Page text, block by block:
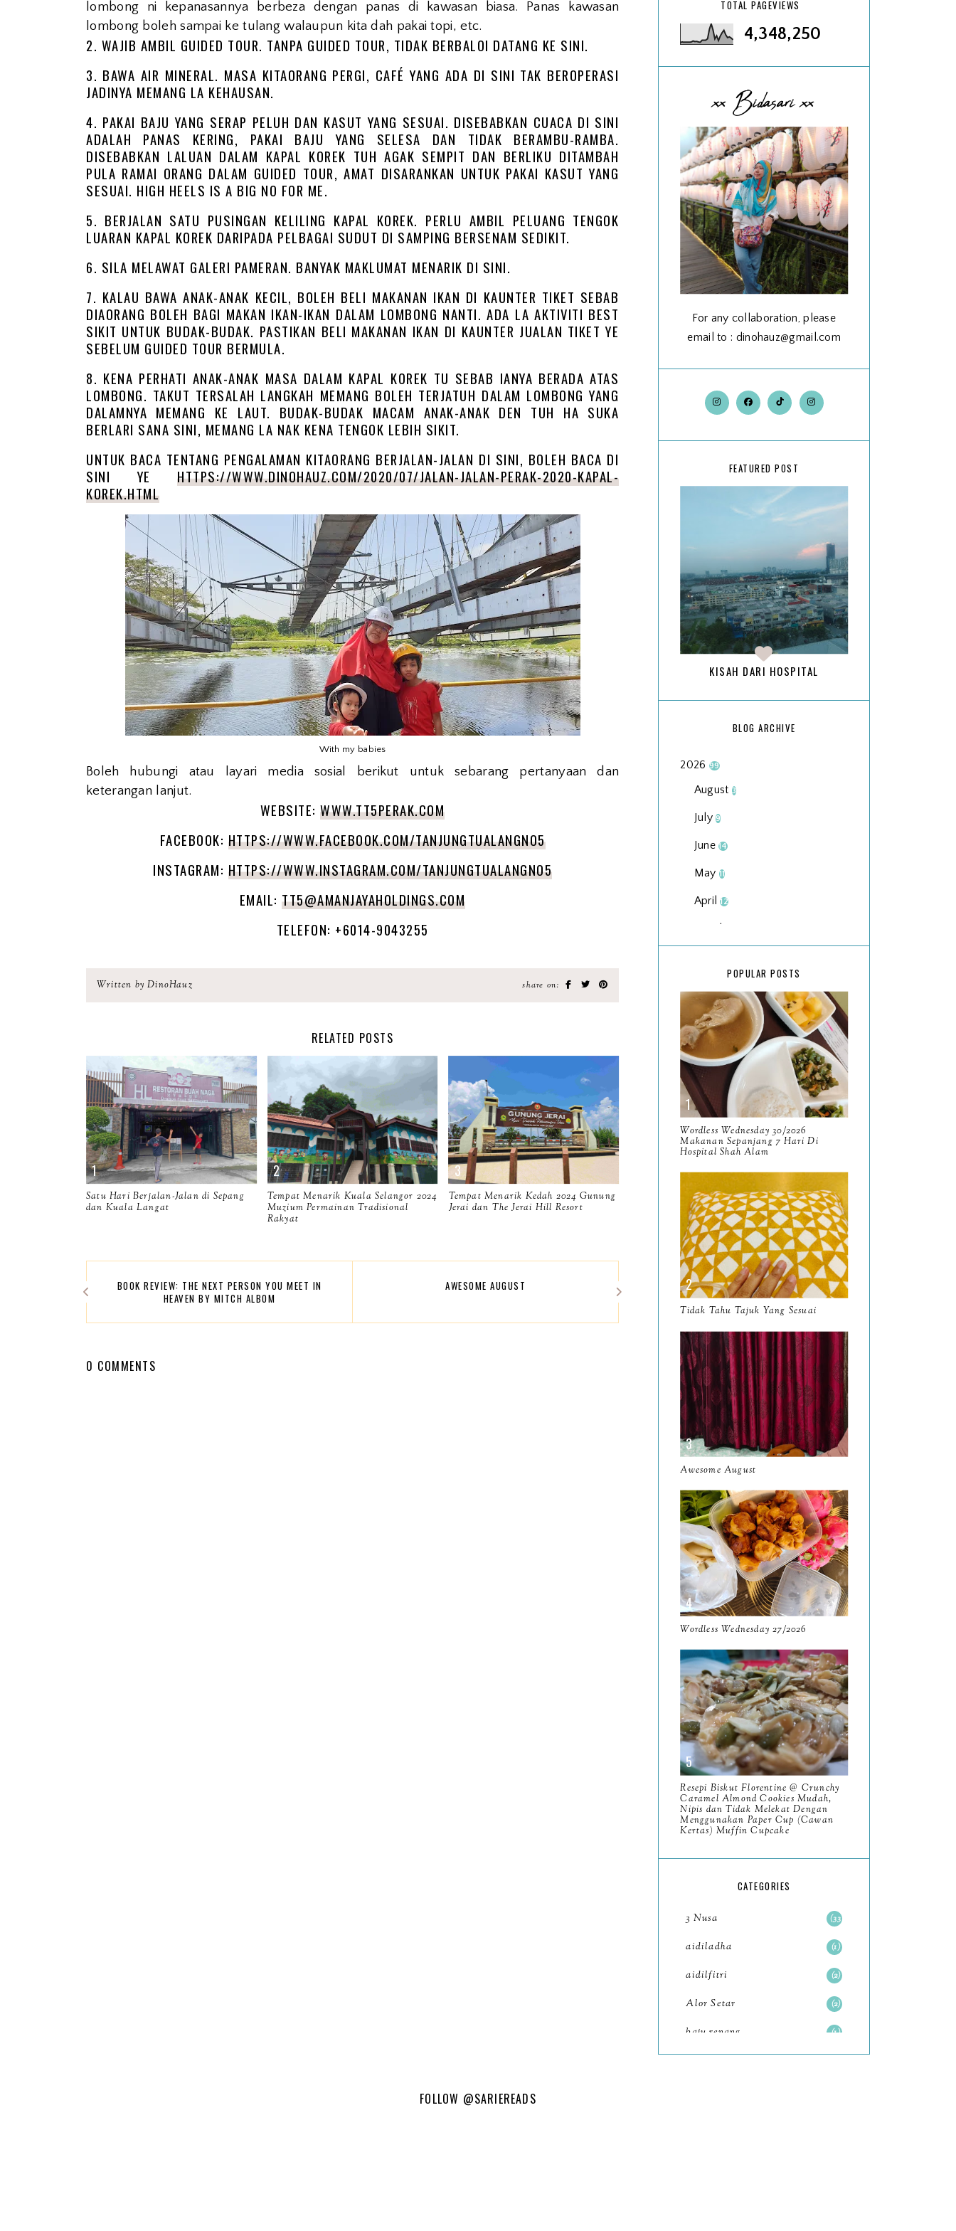
lombong ni kepanasannya berbeza dengan panas di kawasan biasa. Panas kawasan
lombong boleh sampai ke tulang walaupun kita dah pakai topi, etc.
2. WAJIB AMBIL GUIDED TOUR. TANPA GUIDED TOUR, TIDAK BERBALOI DATANG KE SINI.
3. BAWA AIR MINERAL. MASA KITAORANG PERGI, CAFÉ YANG ADA DI SINI TAK BEROPERASI
JADINYA MEMANG LA KEHAUSAN.
4. PAKAI BAJU YANG SERAP PELUH DAN KASUT YANG SESUAI. DISEBABKAN CUACA DI SINI
ADALAH PANAS KERING, PAKAI BAJU YANG SELESA DAN TIDAK BERAMBU-RAMBA.
DISEBABKAN LALUAN DALAM KAPAL KOREK TUH AGAK SEMPIT DAN BERLIKU DITAMBAH
PULA RAMAI ORANG DALAM GUIDED TOUR, AMAT DISARANKAN UNTUK PAKAI KASUT YANG
SESUAI. HIGH HEELS IS A BIG NO FOR ME.
5. BERJALAN SATU PUSINGAN KELILING KAPAL KOREK. PERLU AMBIL PELUANG TENGOK
LUARAN KAPAL KOREK DARIPADA PELBAGAI SUDUT DI SAMPING BERSENAM SEDIKIT.
6. SILA MELAWAT GALERI PAMERAN. BANYAK MAKLUMAT MENARIK DI SINI.
7. KALAU BAWA ANAK-ANAK KECIL, BOLEH BELI MAKANAN IKAN DI KAUNTER TIKET SEBAB
DIAORANG BOLEH BAGI MAKAN IKAN-IKAN DALAM LOMBONG NANTI. ADA LA AKTIVITI BEST
SIKIT UNTUK BUDAK-BUDAK. PASTIKAN BELI MAKANAN IKAN DI KAUNTER JUALAN TIKET YE
SEBELUM GUIDED TOUR BERMULA.
8. KENA PERHATI ANAK-ANAK MASA DALAM KAPAL KOREK TU SEBAB IANYA BERADA ATAS
LOMBONG. TAKUT TERSALAH LANGKAH MEMANG BOLEH TERJATUH DALAM LOMBONG YANG
DALAMNYA MEMANG KE LAUT. BUDAK-BUDAK MACAM ANAK-ANAK DEN TUH HA SUKA
BERLARI SANA SINI, MEMANG LA NAK KENA TENGOK LEBIH SIKIT.
UNTUK BACA TENTANG PENGALAMAN KITAORANG BERJALAN-JALAN DI SINI, BOLEH BACA DI
SINI YEHTTPS://WWW.DINOHAUZ.COM/2020/07/JALAN-JALAN-PERAK-2020-KAPAL-
KOREK.HTML
With my babies
Boleh hubungi atau layari media sosial berikut untuk sebarang pertanyaan dan
keterangan lanjut.
WEBSITE:WWW.TT5PERAK.COM
FACEBOOK: HTTPS://WWW.FACEBOOK.COM/TANJUNGTUALANGNO5
INSTAGRAM: HTTPS://WWW.INSTAGRAM.COM/TANJUNGTUALANGNO5
EMAIL:TT5@AMANJAYAHOLDINGS.COM
TELEFON: +6014-9043255
Written by DinoHauz share on:
RELATED POSTS
Satu Hari Berjalan-Jalan di Sepang
dan Kuala Langat
Tempat Menarik Kuala Selangor 2024
Muzium Permainan Tradisional
Rakyat
Tempat Menarik Kedah 2024 Gunung
Jerai dan The Jerai Hill Resort
BOOK REVIEW: THE NEXT PERSON YOU MEET IN
HEAVEN BY MITCH ALBOM
AWESOME AUGUST
0 COMMENTS
TOTAL PAGEVIEWS
4,348,250
xx Bidasari xx
For any collaboration, please
email to : dinohauz@gmail.com
FEATURED POST
KISAH DARI HOSPITAL
BLOG ARCHIVE
2026 99
August 3
July9
June14
May 11
April12
March
2025134
December15
November
October 13
September
August8
June10
May9
April9
March11
January 14
2024130
December 19
November 12
October
September13
August9
July12
June
May11
April 13
March11
February9
January6
202393
December 11
November8
October11
POPULAR POSTS
Wordless Wednesday 30/2026
Makanan Sepanjang 7 Hari Di
Hospital Shah Alam
Tidak Tahu Tajuk Yang Sesuai
Awesome August
Wordless Wednesday 27/2026
Resepi Biskut Florentine @ Crunchy
Caramel Almond Cookies Mudah,
Nipis dan Tidak Melekat Dengan
Menggunakan Paper Cup (Cawan
Kertas) Muffin Cupcake
CATEGORIES
3 Nusa 33
aidiladha 1
aidilfitri 2
Alor Setar 2
baju renang 1
FOLLOW @SARIEREADS